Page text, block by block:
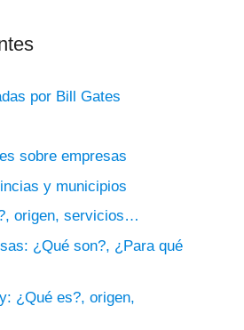
por Bill Gates
sobre empresas
y municipios
origen, servicios…
¿Qué son?, ¿Para qué
¿Qué es?, origen,